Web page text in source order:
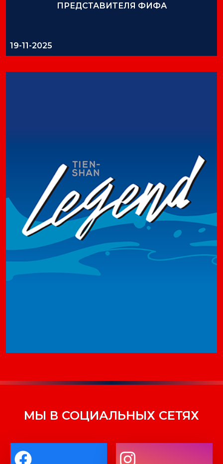
ПРЕДСТАВИТЕЛЯ ФИФА
19-11-2025
МЫ В СОЦИАЛЬНЫХ СЕТЯХ